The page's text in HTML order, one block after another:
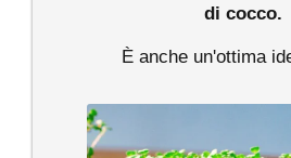
di cocco.
È anche un'ottima